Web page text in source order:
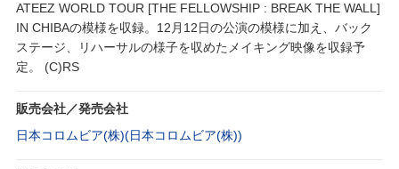
ATEEZ WORLD TOUR [THE FELLOWSHIP : BREAK THE WALL]
IN CHIBAの模様を収録。12月12日の公演の模様に加え、バック
ステージ、リハーサルの様子を収めたメイキング映像を収録予
定。 (C)RS
販売会社／発売会社
日本コロムビア(株)(日本コロムビア(株))